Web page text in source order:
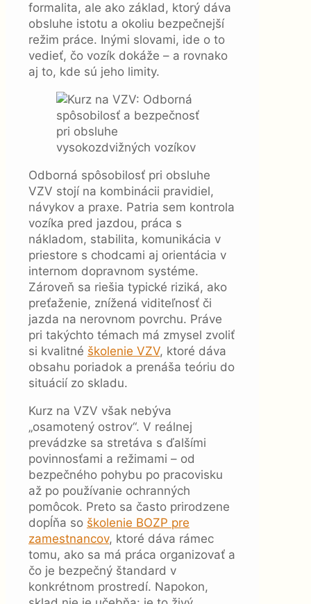
formalita, ale ako základ, ktorý dáva
obsluhe istotu a okoliu bezpečnejší
režim práce. Inými slovami, ide o to
vedieť, čo vozík dokáže – a rovnako
aj to, kde sú jeho limity.
Odborná spôsobilosť pri obsluhe
VZV stojí na kombinácii pravidiel,
návykov a praxe. Patria sem kontrola
vozíka pred jazdou, práca s
nákladom, stabilita, komunikácia v
priestore s chodcami aj orientácia v
internom dopravnom systéme.
Zároveň sa riešia typické riziká, ako
preťaženie, znížená viditeľnosť či
jazda na nerovnom povrchu. Práve
pri takýchto témach má zmysel zvoliť
si kvalitné školenie VZV, ktoré dáva
obsahu poriadok a prenáša teóriu do
situácií zo skladu.
Kurz na VZV však nebýva
„osamotený ostrov“. V reálnej
prevádzke sa stretáva s ďalšími
povinnosťami a režimami – od
bezpečného pohybu po pracovisku
až po používanie ochranných
pomôcok. Preto sa často prirodzene
dopĺňa so školenie BOZP pre
zamestnancov, ktoré dáva rámec
tomu, ako sa má práca organizovať a
čo je bezpečný štandard v
konkrétnom prostredí. Napokon,